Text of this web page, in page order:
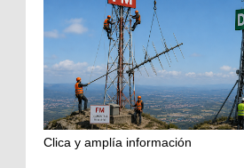
Clica y amplía información